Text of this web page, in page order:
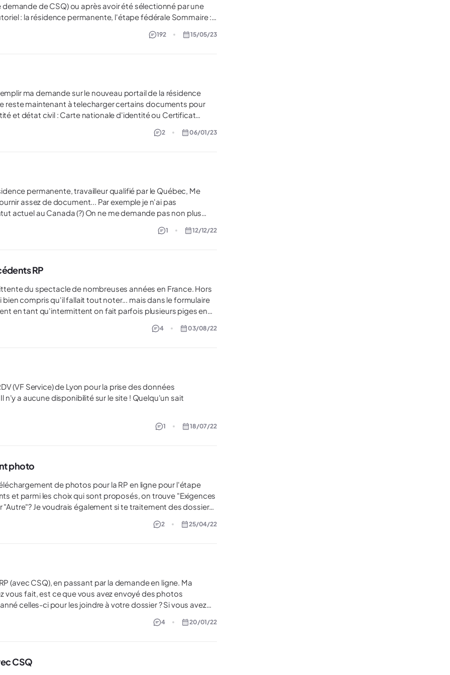
de CSQ) ou après avoir été sélectionné par une
192 15/05/23
2 06/01/23
Par exemple je n'ai pas
ne me demande pas non plus
1 12/12/22
RP
compris qu'il fallait tout noter... mais dans le formulaire
en tant qu'intermittent on fait parfois plusieurs piges en
(ou rien du tout) j'ai noté Chômage. Mais je ne sais pas
4 03/08/22
1 18/07/22
photo
Je voudrais également si te traitement des dossiers
2 25/04/22
fait, est ce que vous avez envoyé des photos
informations concernant le photographe et la date de la
4 20/01/22
CSQ